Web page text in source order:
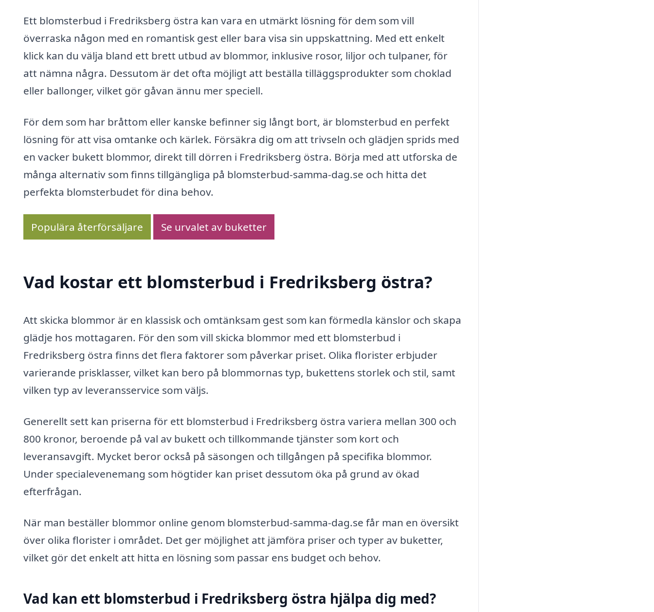
Ett blomsterbud i Fredriksberg östra kan vara en utmärkt lösning för dem som vill
överraska någon med en romantisk gest eller bara visa sin uppskattning. Med ett enkelt
klick kan du välja bland ett brett utbud av blommor, inklusive rosor, liljor och tulpaner, för
att nämna några. Dessutom är det ofta möjligt att beställa tilläggsprodukter som choklad
eller ballonger, vilket gör gåvan ännu mer speciell.
För dem som har bråttom eller kanske befinner sig långt bort, är blomsterbud en perfekt
lösning för att visa omtanke och kärlek. Försäkra dig om att trivseln och glädjen sprids med
en vacker bukett blommor, direkt till dörren i Fredriksberg östra. Börja med att utforska de
många alternativ som finns tillgängliga på blomsterbud-samma-dag.se och hitta det
perfekta blomsterbudet för dina behov.
Populära återförsäljare Se urvalet av buketter
Vad kostar ett blomsterbud i Fredriksberg östra?
Att skicka blommor är en klassisk och omtänksam gest som kan förmedla känslor och skapa
glädje hos mottagaren. För den som vill skicka blommor med ett blomsterbud i
Fredriksberg östra finns det flera faktorer som påverkar priset. Olika florister erbjuder
varierande prisklasser, vilket kan bero på blommornas typ, bukettens storlek och stil, samt
vilken typ av leveransservice som väljs.
Generellt sett kan priserna för ett blomsterbud i Fredriksberg östra variera mellan 300 och
800 kronor, beroende på val av bukett och tillkommande tjänster som kort och
leveransavgift. Mycket beror också på säsongen och tillgången på specifika blommor.
Under specialevenemang som högtider kan priset dessutom öka på grund av ökad
efterfrågan.
När man beställer blommor online genom blomsterbud-samma-dag.se får man en översikt
över olika florister i området. Det ger möjlighet att jämföra priser och typer av buketter,
vilket gör det enkelt att hitta en lösning som passar ens budget och behov.
Vad kan ett blomsterbud i Fredriksberg östra hjälpa dig med?